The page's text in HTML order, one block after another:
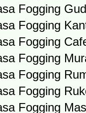
Fogging
Fogging
Fogging
Fogging
Fogging
Fogging
Fogging